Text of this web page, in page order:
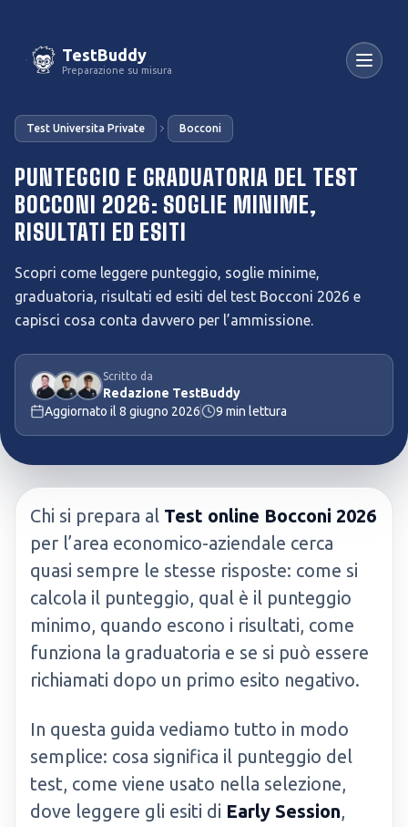
TestBuddy
Preparazione su misura
Test Universita Private Bocconi
PUNTEGGIO E GRADUATORIA DEL TEST
BOCCONI 2026: SOGLIE MINIME,
RISULTATI ED ESITI
Scopri come leggere punteggio, soglie minime,
graduatoria, risultati ed esiti del test Bocconi 2026 e
capisci cosa conta davvero per l’ammissione.
Scritto da
Redazione TestBuddy
Aggiornato il 8 giugno 2026 9 min lettura
Chi si prepara al Test online Bocconi 2026
per l’area economico-aziendale cerca
quasi sempre le stesse risposte: come si
calcola il punteggio, qual è il punteggio
minimo, quando escono i risultati, come
funziona la graduatoria e se si può essere
richiamati dopo un primo esito negativo.
In questa guida vediamo tutto in modo
semplice: cosa significa il punteggio del
test, come viene usato nella selezione,
dove leggere gli esiti di Early Session,